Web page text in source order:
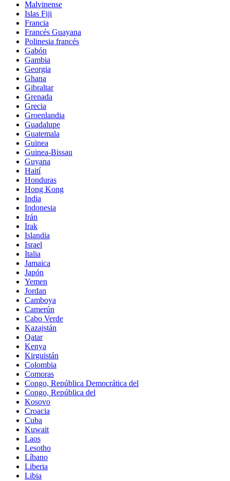
Malvinense
Islas Fiji
Francia
Francés Guayana
Polinesia francés
Gabón
Gambia
Georgia
Ghana
Gibraltar
Grenada
Grecia
Groenlandia
Guadalupe
Guatemala
Guinea
Guinea-Bissau
Guyana
Haití
Honduras
Hong Kong
India
Indonesia
Irán
Irak
Islandia
Israel
Italia
Jamaica
Japón
Yemen
Jordan
Camboya
Camerún
Cabo Verde
Kazajstán
Qatar
Kenya
Kirguistán
Colombia
Comoras
Congo, República Democrática del
Congo, República del
Kosovo
Croacia
Cuba
Kuwait
Laos
Lesotho
Líbano
Liberia
Libia